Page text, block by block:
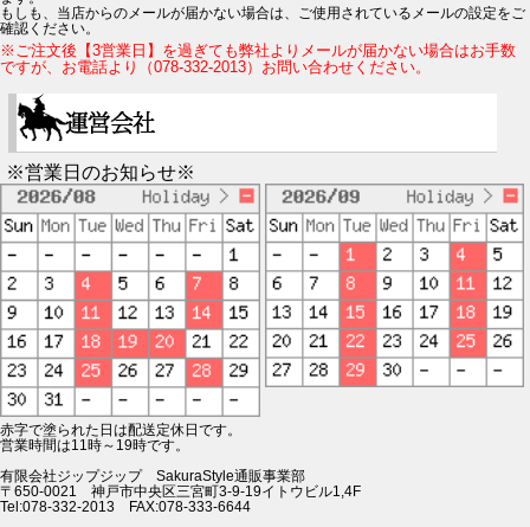
もしも、当店からのメールが届かない場合は、ご使用されているメールの設定をご
確認ください。
※ご注文後【3営業日】を過ぎても弊社よりメールが届かない場合はお手数
ですが、お電話より（078-332-2013）お問い合わせください。
※営業日のお知らせ※
赤字で塗られた日は配送定休日です。
営業時間は11時～19時です。
有限会社ジップジップ SakuraStyle通販事業部
〒650-0021 神戸市中央区三宮町3-9-19イトウビル1,4F
Tel:078-332-2013 FAX:078-333-6644